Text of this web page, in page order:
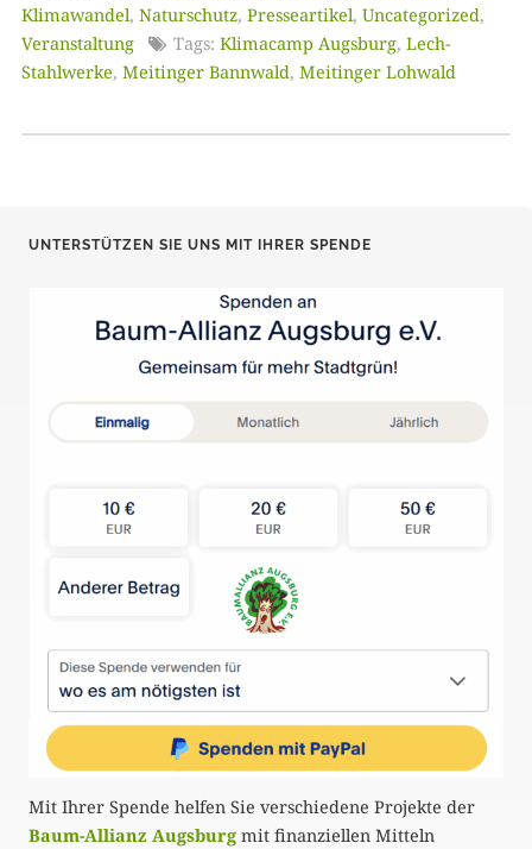
Klimawandel, Naturschutz, Presseartikel, Uncategorized,
Veranstaltung
Tags: Klimacamp Augsburg, Lech-
Stahlwerke, Meitinger Bannwald, Meitinger Lohwald
UNTERSTÜTZEN SIE UNS MIT IHRER SPENDE
Mit Ihrer Spende helfen Sie verschiedene Projekte der
Baum-Allianz Augsburg mit finanziellen Mitteln